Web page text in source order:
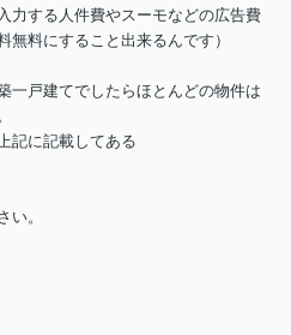
力する人件費やスーモなどの広告費
無料にすること出来るんです）
一戸建てでしたらほとんどの物件は
記に記載してある
い。